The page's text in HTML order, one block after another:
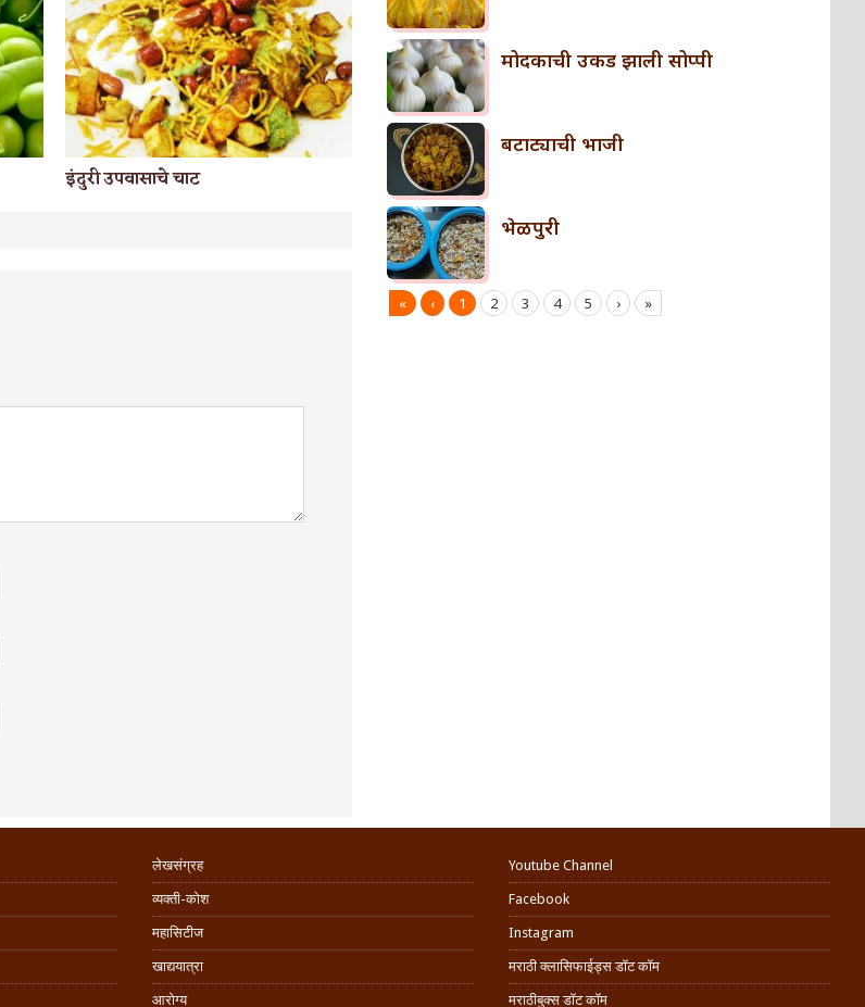
इंदुरी उपवासाचे चाट
मोदकाची उकड झाली सोप्पी
बटाट्याची भाजी
भेळपुरी
« ‹ 1 2 3 4 5 › »
लेखसंग्रह
व्यक्ती-कोश
महासिटीज
खाद्ययात्रा
आरोग्य
Youtube Channel
Facebook
Instagram
मराठी क्लासिफाईड्स डॉट कॉम
मराठीबुक्स डॉट कॉम